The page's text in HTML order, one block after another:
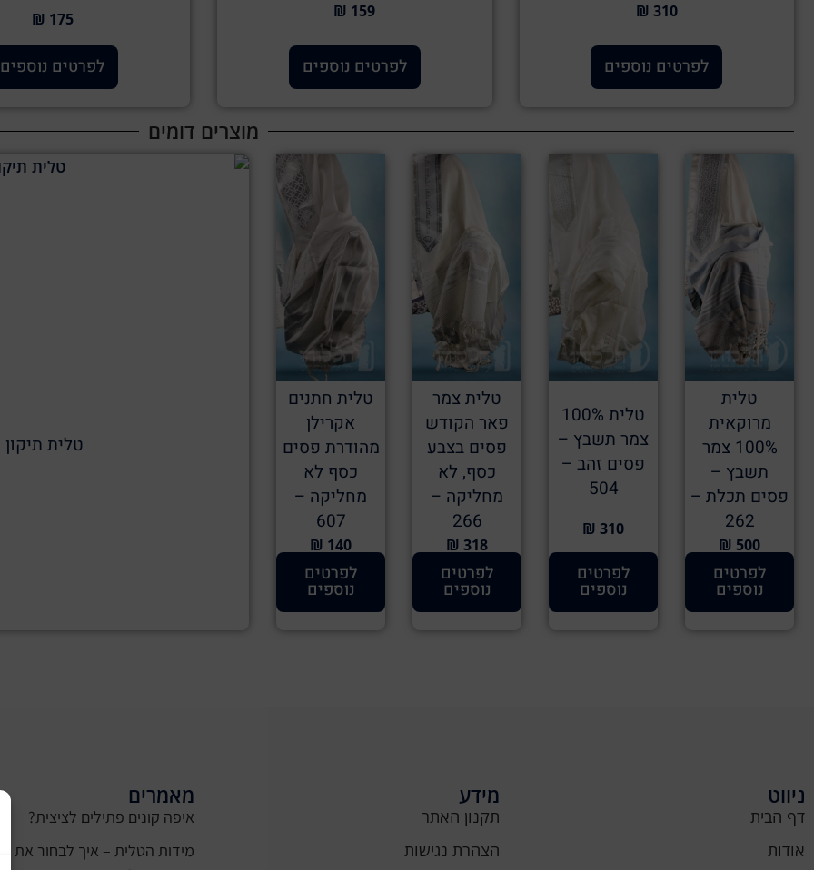
310 ₪
לפרטים נוספים
159 ₪
לפרטים נוספים
175 ₪
לפרטים נוספים
מוצרים דומים
טלית
מרוקאית
100% צמר
תשבץ –
פסים תכלת –
262
500 ₪
לפרטים
נוספים
טלית 100%
צמר תשבץ –
פסים זהב –
504
310 ₪
לפרטים
נוספים
טלית צמר
פאר הקודש
פסים בצבע
כסף, לא
מחליקה –
266
318 ₪
לפרטים
נוספים
טלית חתנים
אקרילן
מהודרת פסים
כסף לא
מחליקה –
607
140 ₪
לפרטים
נוספים
טלית תיקון
ניווט
דף הבית
אודות
מידע
תקנון האתר
הצהרת נגישות
מאמרים
איפה קונים פתילים לציצית?
מידות הטלית – איך לבחור את